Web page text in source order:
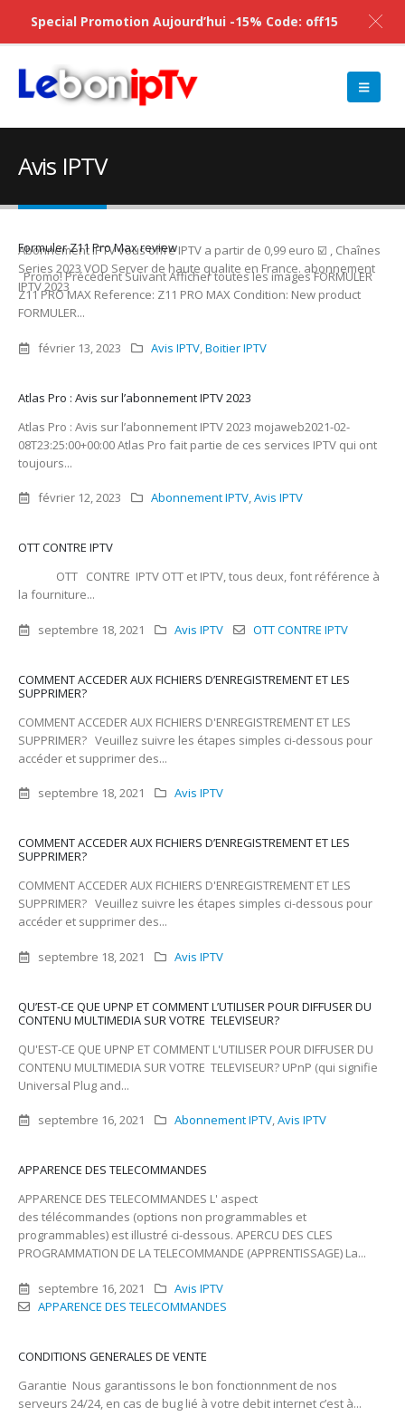
Avis IPTV
Abonnement IPTV vous offre IPTV a partir de 0,99 euro ☑️ , Chaînes
Series 2023 VOD Server de haute qualite en France. abonnement
IPTV 2023
Formuler Z11 Pro Max review
Promo! Précédent Suivant Afficher toutes les images FORMULER
Z11 PRO MAX Reference: Z11 PRO MAX Condition: New product
FORMULER...
février 13, 2023 Avis IPTV Boitier IPTV
Atlas Pro : Avis sur l’abonnement IPTV 2023
Atlas Pro : Avis sur l’abonnement IPTV 2023 mojaweb2021-02-
08T23:25:00+00:00 Atlas Pro fait partie de ces services IPTV qui ont
toujours...
février 12, 2023 Abonnement IPTV,Avis IPTV
OTT CONTRE IPTV
OTT CONTRE IPTV OTT et IPTV, tous deux, font référence à
la fourniture...
septembre 18, 2021 Avis IPTV OTT CONTRE IPTV
COMMENT ACCEDER AUX FICHIERS D’ENREGISTREMENT ET LES
SUPPRIMER?
COMMENT ACCEDER AUX FICHIERS D'ENREGISTREMENT ET LES
SUPPRIMER? Veuillez suivre les étapes simples ci-dessous pour
accéder et supprimer des...
septembre 18, 2021 Avis IPTV
COMMENT ACCEDER AUX FICHIERS D’ENREGISTREMENT ET LES
SUPPRIMER?
COMMENT ACCEDER AUX FICHIERS D'ENREGISTREMENT ET LES
SUPPRIMER? Veuillez suivre les étapes simples ci-dessous pour
accéder et supprimer des...
septembre 18, 2021 Avis IPTV
QU’EST-CE QUE UPNP ET COMMENT L’UTILISER POUR DIFFUSER DU
CONTENU MULTIMEDIA SUR VOTRE TELEVISEUR?
QU'EST-CE QUE UPNP ET COMMENT L'UTILISER POUR DIFFUSER DU
CONTENU MULTIMEDIA SUR VOTRE TELEVISEUR? UPnP (qui signifie
Universal Plug and...
septembre 16, 2021 Abonnement IPTV,Avis IPTV
APPARENCE DES TELECOMMANDES
APPARENCE DES TELECOMMANDES L' aspect
des télécommandes (options non programmables et
programmables) est illustré ci-dessous. APERCU DES CLES
PROGRAMMATION DE LA TELECOMMANDE (APPRENTISSAGE) La...
septembre 16, 2021
Avis IPTV
APPARENCE DES TELECOMMANDES
CONDITIONS GENERALES DE VENTE
Garantie Nous garantissons le bon fonctionnment de nos
serveurs 24/24, en cas de bug lié à votre debit internet c’est à...
Special Promotion Aujourd’hui -15% Code: off15